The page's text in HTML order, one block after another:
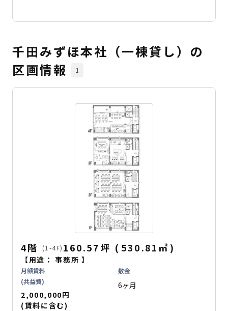
千田みずほ本社（一棟貸し）の
区画情報
1
4階 (1-4F) 160.57坪 ( 530.81 ㎡ )
【用途：事務所 】
月額賃料
(共益費)
2,000,000円
(賃料に含む)
敷金
6ヶ月